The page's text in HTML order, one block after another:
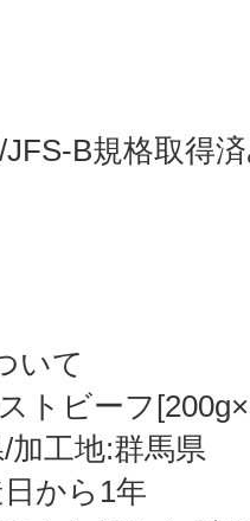
B規格取得
いて
トビーフ
工地:群馬県
から1年